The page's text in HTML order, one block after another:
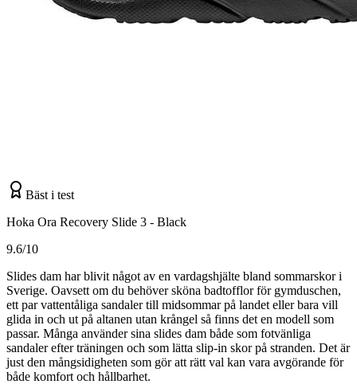
Bäst i test
Hoka Ora Recovery Slide 3 - Black
9.6/10
Slides dam har blivit något av en vardagshjälte bland sommarskor i
Sverige. Oavsett om du behöver sköna badtofflor för gymduschen,
ett par vattentåliga sandaler till midsommar på landet eller bara vill
glida in och ut på altanen utan krångel så finns det en modell som
passar. Många använder sina slides dam både som fotvänliga
sandaler efter träningen och som lätta slip-in skor på stranden. Det är
just den mångsidigheten som gör att rätt val kan vara avgörande för
både komfort och hållbarhet.